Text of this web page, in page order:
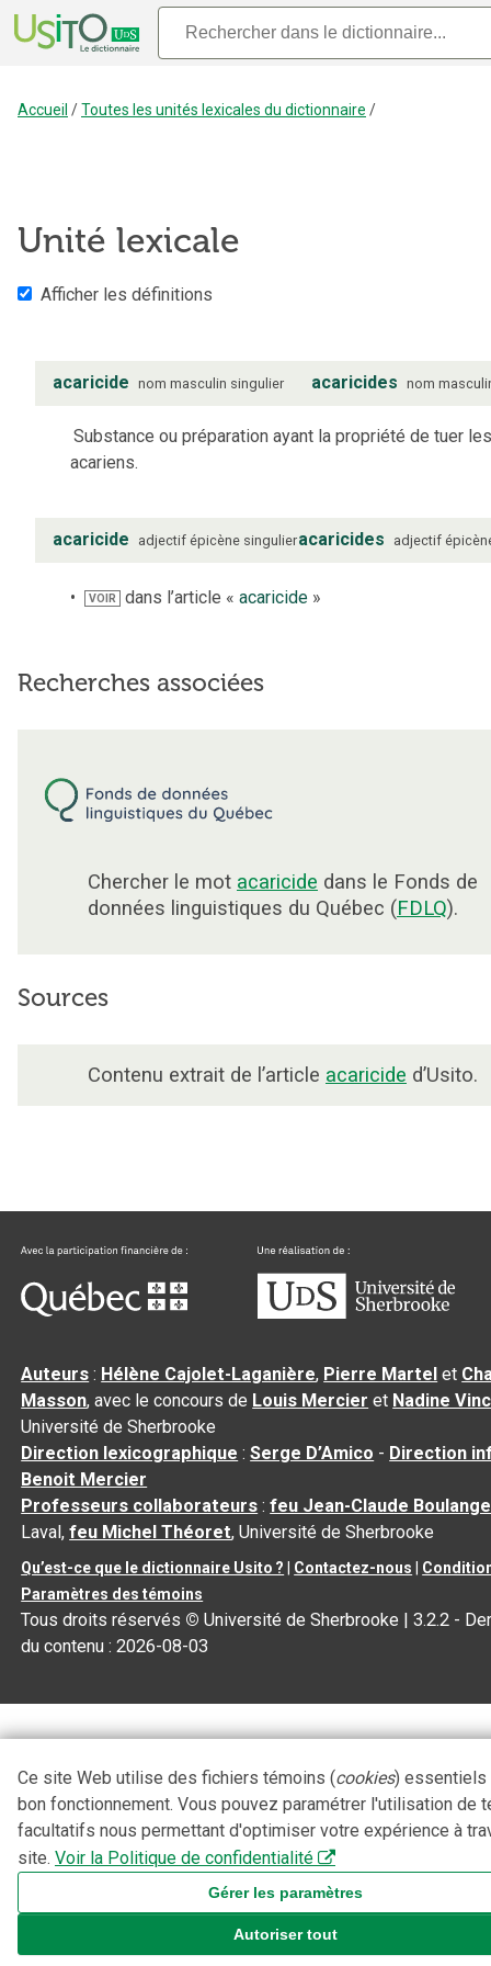
Accueil /Toutes les unités lexicales du dictionnaire /
Unité lexicale
Afficher les définitions
acaricide nom masculin singulier acaricides nom
Substance ou préparation ayant la propriété de tuer
acariens.
acaricide adjectif épicène singulieracaricides adjectif
VOIR dans l’article «acaricide »
Recherches associées
Chercher le mot acaricide dans le Fonds de
données linguistiques du Québec (FDLQ).
Sources
Contenu extrait de l’article acaricide d’Usito.
Auteurs : Hélène Cajolet-Laganière, Pierre Martel et
Masson, avec le concours de Louis Mercier et Nadine
Université de Sherbrooke
Direction lexicographique :Serge D’Amico - Direction
Benoit Mercier
Professeurs collaborateurs :feu Jean-Claude
Laval,feu Michel Théoret, Université de Sherbrooke
Qu’est-ce que le dictionnaire Usito ? Contactez-nous
Paramètres des témoins
Tous droits réservés © Université de Sherbrooke |3.2.2 -
du contenu :2026-08-03
Ce site Web utilise des fichiers témoins (cookies) essentiels
bon fonctionnement. Vous pouvez paramétrer l'utilisation de
facultatifs nous permettant d'optimiser votre expérience à
site. Voir la Politique de confidentialité
Gérer les paramètres
Autoriser tout